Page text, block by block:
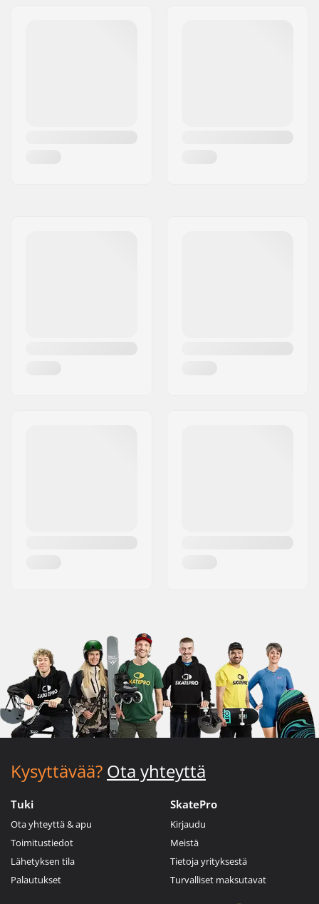
Kysyttävää? Ota yhteyttä
Tuki
Ota yhteyttä & apu
Toimitustiedot
Lähetyksen tila
Palautukset
SkatePro
Kirjaudu
Meistä
Tietoja yrityksestä
Turvalliset maksutavat